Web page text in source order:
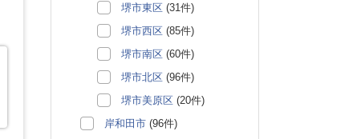
堺市東区 (31件)
堺市西区 (85件)
堺市南区 (60件)
堺市北区 (96件)
堺市美原区 (20件)
岸和田市 (96件)